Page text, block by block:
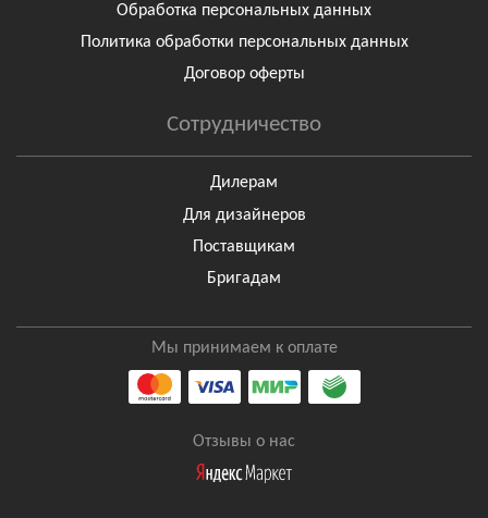
Обработка персональных данных
Политика обработки персональных данных
Договор оферты
Сотрудничество
Дилерам
Для дизайнеров
Поставщикам
Бригадам
Мы принимаем к оплате
Отзывы о нас